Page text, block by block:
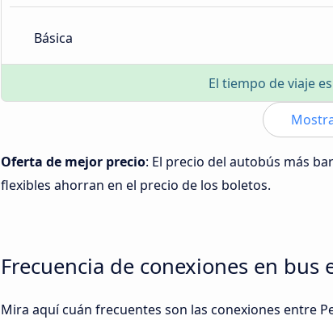
Básica
El tiempo de viaje
Oferta de mejor precio: El precio del autobús más
flexibles ahorran en el precio de los boletos.
Frecuencia de conexiones en bus
Mira aquí cuán frecuentes son las conexiones entre